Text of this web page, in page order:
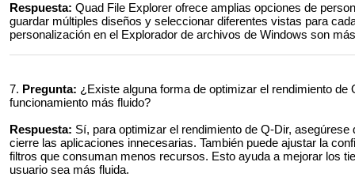
Respuesta: Quad File Explorer ofrece amplias opciones de
guardar múltiples diseños y seleccionar diferentes vistas para
personalización en el Explorador de archivos de Windows son
7. Pregunta: ¿Existe alguna forma de optimizar el rendimiento
funcionamiento más fluido?
Respuesta: Sí, para optimizar el rendimiento de Q-Dir,
cierre las aplicaciones innecesarias. También puede ajustar la
filtros que consuman menos recursos. Esto ayuda a mejorar los
usuario sea más fluida.